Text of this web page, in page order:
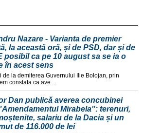
Nazare - Varianta de premier
la această oră, și de PSD, dar și de
posibil ca pe 10 august sa se ia o
în acest sens
de la demiterea Guvernului Ilie Bolojan, prin
constata ca ave ...
Dan publică averea concubinei
Mirabela": terenuri,
salariu de la Dacia și un
de 116.000 de lei